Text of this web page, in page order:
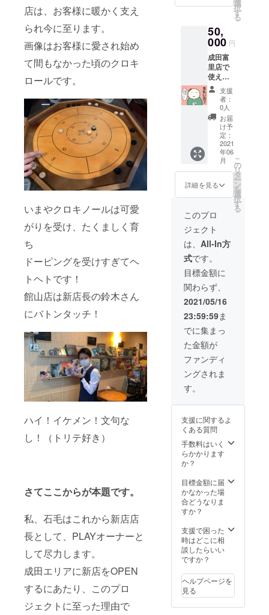
店は、お客様に暖かく支え
られ今に至ります。
画像はお客様に愛され始め
て間もなかった頃のクロキ
ロールです。
いまやクロキノールは可愛
がりを受け、たくましく育
ち
ドーピングを受けすぎてヘ
トヘトです！
館山店は新店長の鈴木さん
にバトンタッチ！
ハイ！イケメン！文句な
し！（トリテ好き）
さてここからが本題です。
私、石毛はこれから新店店
長として、PLAYオーナーと
して尽力します。
成田エリアに新店をOPEN
するにあたり、このプロ
ジェクトに至った理由で
べる♪買
きのボ
ドゲー
ン体験
を貴方
に！
す） 有
効期
田富里
店開店
から
2022年
3月31日
デザイ
ンはど
どめさ
ん！ 只
今誠意
を持っ
て制作
中との
ことで
ンでボ
べる♪買
える♪
きのボ
ドゲー
ン体験
を貴方
に！
チケッ
ト×27
500円ボ
ドゲー
ンチ
ケット
×10 100
円ボド
ゲーン
チケッ
ト×10
額面分
の金額
を プレ
イ料
金・
ボード
お使い
す。
（一部
ご利用
頂けな
いボー
ドゲー
ムがご
ざいま
効期
限：成
田富里
店開店
から
2022年
3月31日
どめさ
ん！ 只
今誠意
を持っ
て制作
中との
ドゲー
ンでボ
ドゲ遊
ときめ
きのボ
ドゲー
ン体験
に！
選
択
す
る
50,
000 円
成田富
里店で
使える
チケッ
トで
す！ 更
にプレ
イス
ペース
料金5回
分フ
リーチ
ケット
同封！
1000円
ゲーン
チケッ
ト×50
500円ボ
ドゲー
ンチ
ケット
×8 100
円ボド
ゲーン
チケッ
ト×10
額面分
の金額
を プレ
イ料
金・
ボード
お使い
す。
（一部
ご利用
頂けな
ムがご
ざいま
す） 有
田富里
店開店
から
2022年
デザイ
ンはど
どめさ
ん！ 只
支援
者：
0人
お届
け予
定：
2021
年06
月
詳細を見る
こ
の
リ
タ
ー
ン
を
選
択
す
る
このプロ
ジェクト
は、 All-In方
式です。
目標金額に
関わらず、
2021/05/16
23:59:59ま
でに集まっ
た金額が
ファンディ
ングされま
す。
支援に関するよ
くある質問
手数料はいく
らかかります
か？
目標金額に届
かなかった場
合どうなりま
すか？
支援で困った
時はどこに相
談したらいい
ですか？
ヘルプページを
見る